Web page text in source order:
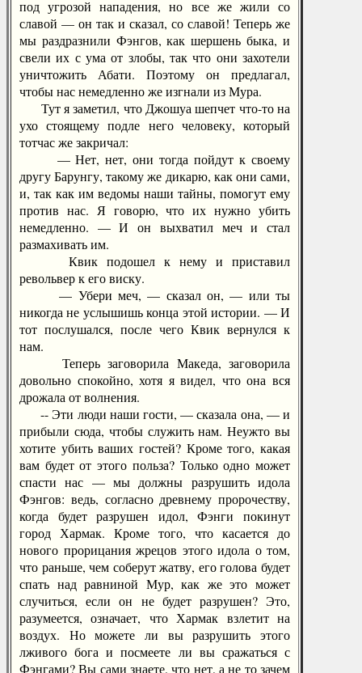
под угрозой нападения, но все же жили со
славой — он так и сказал, со славой! Теперь же
мы раздразнили Фэнгов, как шершень быка, и
свели их с ума от злобы, так что они захотели
уничтожить Абати. Поэтому он предлагал,
чтобы нас немедленно же изгнали из Мура.
Тут я заметил, что Джошуа шепчет что-то на
ухо стоящему подле него человеку, который
тотчас же закричал:
— Нет, нет, они тогда пойдут к своему
другу Барунгу, такому же дикарю, как они сами,
и, так как им ведомы наши тайны, помогут ему
против нас. Я говорю, что их нужно убить
немедленно. — И он выхватил меч и стал
размахивать им.
Квик подошел к нему и приставил
револьвер к его виску.
— Убери меч, — сказал он, — или ты
никогда не услышишь конца этой истории. — И
тот послушался, после чего Квик вернулся к
нам.
Теперь заговорила Македа, заговорила
довольно спокойно, хотя я видел, что она вся
дрожала от волнения.
-- Эти люди наши гости, — сказала она, — и
прибыли сюда, чтобы служить нам. Неужто вы
хотите убить ваших гостей? Кроме того, какая
вам будет от этого польза? Только одно может
спасти нас — мы должны разрушить идола
Фэнгов: ведь, согласно древнему пророчеству,
когда будет разрушен идол, Фэнги покинут
город Хармак. Кроме того, что касается до
нового прорицания жрецов этого идола о том,
что раньше, чем соберут жатву, его голова будет
спать над равниной Мур, как же это может
случиться, если он не будет разрушен? Это,
разумеется, означает, что Хармак взлетит на
воздух. Но можете ли вы разрушить этого
лживого бога и посмеете ли вы сражаться с
Фэнгами? Вы сами знаете, что нет, а не то зачем